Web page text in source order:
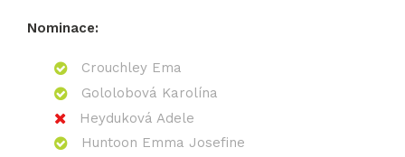
Nominace:
Crouchley Ema
Gololobová Karolína
Heyduková Adele
Huntoon Emma Josefine